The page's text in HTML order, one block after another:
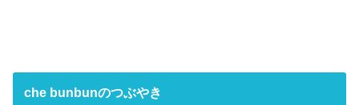
che bunbunのつぶやき